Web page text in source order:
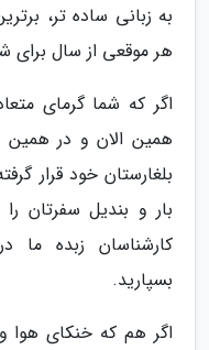
به زبانی ساده تر،
هر موقعی از سال برای
اگر که شما گرمای
همین الان و در همین
بلغارستان خود قرار
بار و بندیل سفرتان
کارشناسان زبده ما
بسپارید.
اگر هم که خنکای هوا